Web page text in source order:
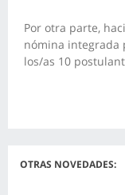
Por otra parte,
nómina integrada
los/as 10
OTRAS NOVEDADES: